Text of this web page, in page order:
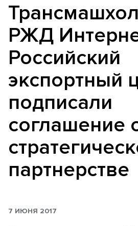
РЖД
Российский
экспортный
подписали
соглашение
партнерстве
7 ИЮНЯ 2017